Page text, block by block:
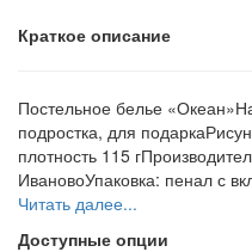
Краткое описание
Постельное белье
подростка, для
плотность 115
ИвановоУпаковка: пенал с
Читать далее...
Доступные опции